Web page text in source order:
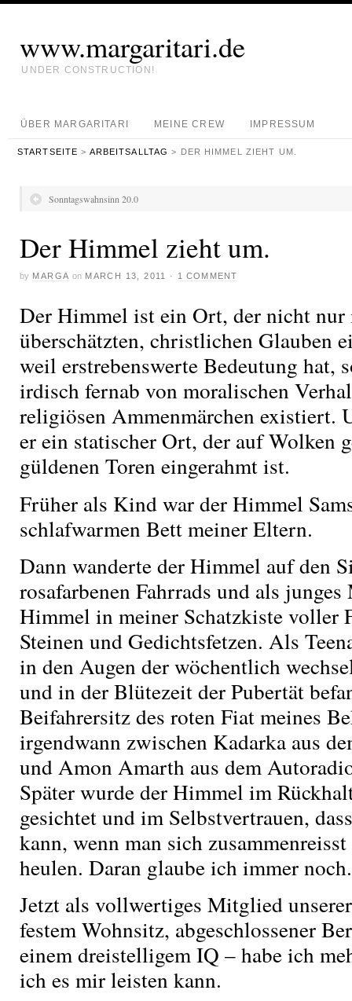
www.margaritari.de
UNDER CONSTRUCTION!
ÜBER MARGARITARI MEINE CREW IMPRESSUM
STARTSEITE > ARBEITSALLTAG > DER HIMMEL ZIEHT UM.
Sonntagswahnsinn 20.0
Der Himmel zieht um.
by MARGA on MARCH 13, 2011 · 1 COMMENT
Der Himmel ist ein Ort, der nicht
überschätzten, christlichen Glauben
weil erstrebenswerte Bedeutung hat,
irdisch fernab von moralischen
religiösen Ammenmärchen existiert.
er ein statischer Ort, der auf Wolken
güldenen Toren eingerahmt ist.
Früher als Kind war der Himmel
schlafwarmen Bett meiner Eltern.
Dann wanderte der Himmel auf den
rosafarbenen Fahrrads und als
Himmel in meiner Schatzkiste voller
Steinen und Gedichtsfetzen. Als
in den Augen der wöchentlich
und in der Blütezeit der Pubertät
Beifahrersitz des roten Fiat meines
irgendwann zwischen Kadarka aus
und Amon Amarth aus dem
Später wurde der Himmel im
gesichtet und im Selbstvertrauen,
kann, wenn man sich
heulen. Daran glaube ich immer noch.
Jetzt als vollwertiges Mitglied
festem Wohnsitz, abgeschlossener
einem dreistelligem IQ – habe ich
ich es mir leisten kann.